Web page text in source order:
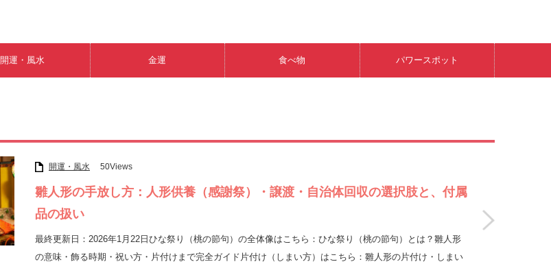
開運・風水 金運 食べ物 パワースポット
開運・風水 50Views
雛人形の手放し方：人形供養（感謝祭）・譲渡・自治体回収の選択肢と、付属
品の扱い
最終更新日：2026年1月22日ひな祭り（桃の節句）の全体像はこちら：ひな祭り（桃の節句）とは？雛人形
の意味・飾る時期・祝い方・片付けまで完全ガイド片付け（しまい方）はこちら：雛人形の片付け・しまい